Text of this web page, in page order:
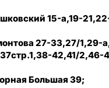
15-а,19-
27-33,27/1,29-
42,41/2,46-
Большая 39;